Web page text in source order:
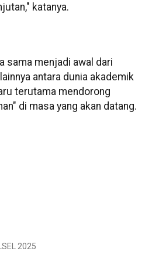
katanya.
sama menjadi awal dari
antara dunia akademik
terutama mendorong
di masa yang akan datang.
2025